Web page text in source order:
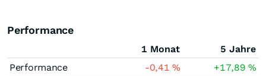
Performance
1 Monat
5 Jahre
Performance
-0,41% +17,89%